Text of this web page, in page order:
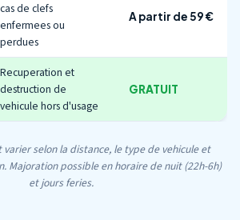
cas de clefs
enfermees ou
perdues
A partir de 59 €
Recuperation et
destruction de
vehicule hors d'usage
GRATUIT
selon la distance, le type de vehicule et
Majoration possible en horaire de nuit (22h-6h)
et jours feries.